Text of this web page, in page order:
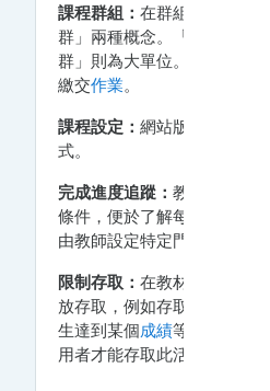
課程群組： 在群組功能下，
群」兩種概念。「分組」是
群」則為大單位。「分組」
繳交作業。
課程設定： 網站版面基本介
式。
完成進度追蹤： 教師可設定
條件，便於了解每位學生的
由教師設定特定門檻或由學
限制存取： 在教材及活動中
放存取，例如存取起迄時間
生達到某個成績等，意即必
用者才能存取此活動或資源。